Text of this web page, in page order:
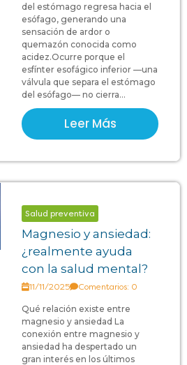
del estómago regresa hacia el
esófago, generando una
sensación de ardor o
quemazón conocida como
acidez.Ocurre porque el
esfínter esofágico inferior —una
válvula que separa el estómago
del esófago— no cierra...
Leer Más
Salud preventiva
Magnesio y ansiedad:
¿realmente ayuda
con la salud mental?
11/11/2025 Comentarios: 0
Qué relación existe entre
magnesio y ansiedad La
conexión entre magnesio y
ansiedad ha despertado un
gran interés en los últimos